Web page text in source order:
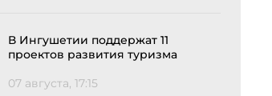
В Ингушетии поддержат 11
проектов развития туризма
07 августа, 17:15